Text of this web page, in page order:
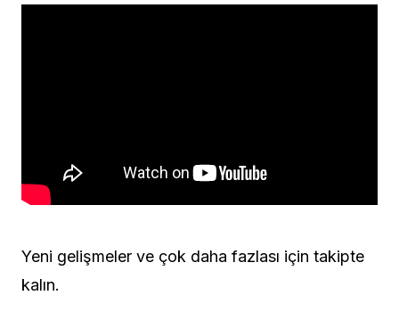
Yeni gelişmeler ve çok daha fazlası için takipte
kalın.